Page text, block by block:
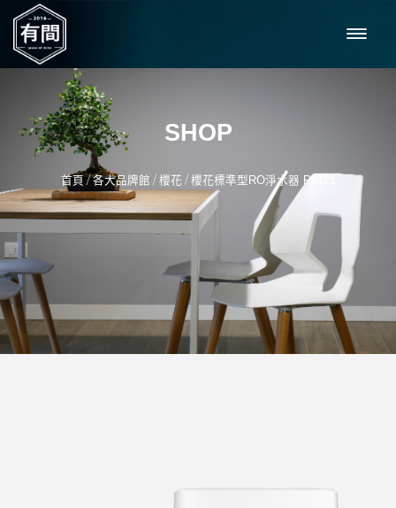
SHOP
首頁/各大品牌館 / 櫻花 / 櫻花標準型RO淨水器 P0121